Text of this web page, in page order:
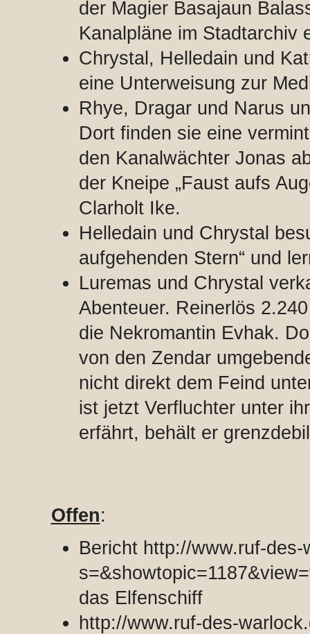
der Magier Basajaun
Kanalpläne im Stadtarchiv
Chrystal, Helledain und
eine Unterweisung zur
Rhye, Dragar und Narus
Dort finden sie eine
den Kanalwächter Jonas
der Kneipe „Faust aufs
Clarholt Ike.
Helledain und Chrystal
aufgehenden Stern“ und
Luremas und Chrystal
Abenteuer. Reinerlös
die Nekromantin Evhak.
von den Zendar
nicht direkt dem Feind
ist jetzt Verfluchter unter
erfährt, behält er
Offen:
Bericht http://www.ruf-
das Elfenschiff
http://www.ruf-des-